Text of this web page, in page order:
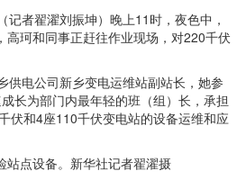
者翟濯刘振坤）晚上11时，夜色中，
高珂和同事正赶往作业现场，对220千伏
电公司新乡变电运维站副站长，她参
长为部门内最年轻的班（组）长，承担
伏和4座110千伏变电站的设备运维和应
站点设备。新华社记者翟濯摄